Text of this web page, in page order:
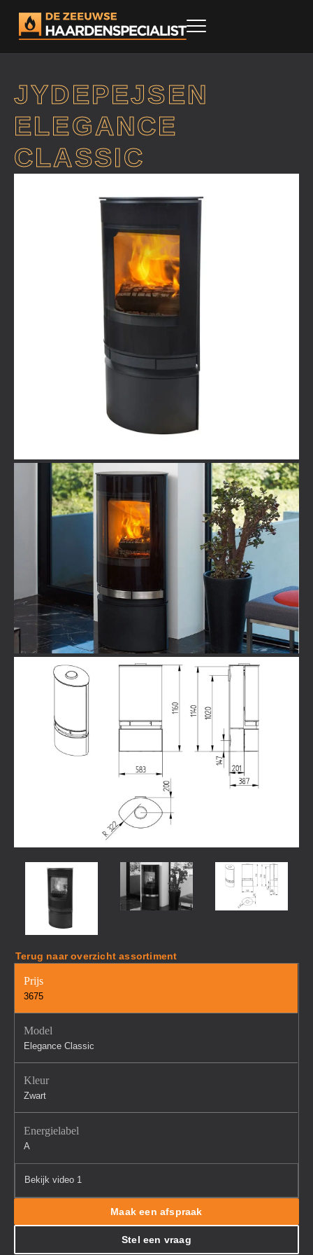
JYDEPEJSEN
ELEGANCE
CLASSIC
Terug naar overzicht assortiment
Prijs
3675
Model
Elegance Classic
Kleur
Zwart
Energielabel
A
Bekijk video 1
Maak een afspraak
Stel een vraag